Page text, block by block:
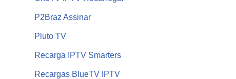
P2Braz Assinar
Pluto TV
Recarga IPTV Smarters
Recargas BlueTV IPTV